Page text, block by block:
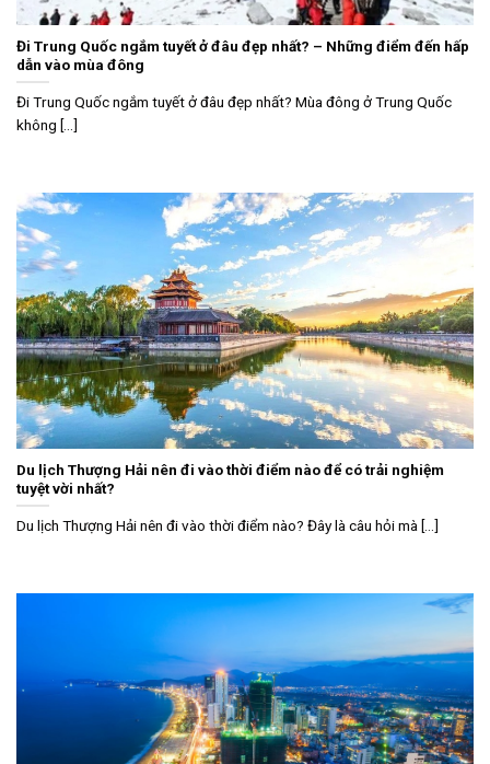
Đi Trung Quốc ngắm tuyết ở đâu đẹp nhất? – Những điểm đến hấp
dẫn vào mùa đông
Đi Trung Quốc ngắm tuyết ở đâu đẹp nhất? Mùa đông ở Trung Quốc
không [...]
Du lịch Thượng Hải nên đi vào thời điểm nào để có trải nghiệm
tuyệt vời nhất?
Du lịch Thượng Hải nên đi vào thời điểm nào? Đây là câu hỏi mà [...]